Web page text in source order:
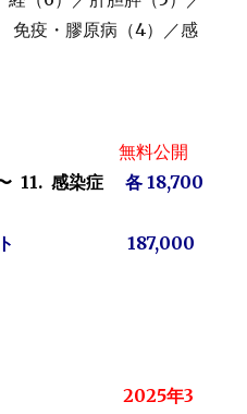
疫・膠原病（4）／感
無料公開
11. 感染症 各 18,700
セット 187,000
呼吸器2025年3